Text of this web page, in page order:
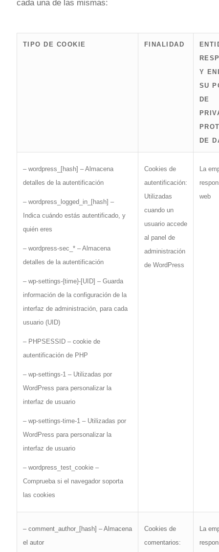
cada una de las mismas:
TIPO DE COOKIE FINALIDAD
Y
SU
DE
DE
– wordpress_[hash] – Almacena
detalles de la autentificación
– wordpress_logged_in_[hash] –
Indica cuándo estás autentificado, y
quién eres
– wordpress-sec_* – Almacena
detalles de la autentificación
– wp-settings-{time}-[UID] – Guarda
información de la configuración de la
interfaz de administración, para cada
usuario (UID)
– PHPSESSID – cookie de
autentificación de PHP
– wp-settings-1 – Utilizadas por
WordPress para personalizar la
interfaz de usuario
– wp-settings-time-1 – Utilizadas por
WordPress para personalizar la
interfaz de usuario
– wordpress_test_cookie –
Comprueba si el navegador soporta
las cookies
Cookies de
autentificación:
Utilizadas
cuando un
usuario accede
al panel de
administración
de WordPress
La
web
– comment_author_[hash] – Almacena
el autor
Cookies de
comentarios:
La